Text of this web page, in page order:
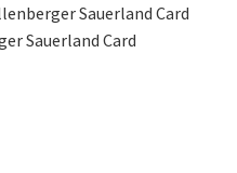
Sauerland Card
Sauerland Card